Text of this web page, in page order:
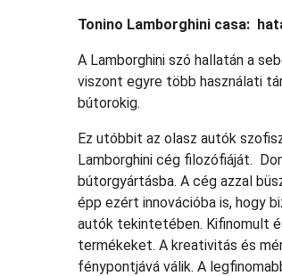
Tonino Lamborghini casa:
A Lamborghini szó hallatán a
viszont egyre több használati
bútorokig.
Ez utóbbit az olasz autók
Lamborghini cég filozófiáját.
bútorgyártásba. A cég azzal
épp ezért innovációba is, hogy
autók tekintetében. Kifinomult
termékeket. A kreativitás és
fénypontjává válik. A